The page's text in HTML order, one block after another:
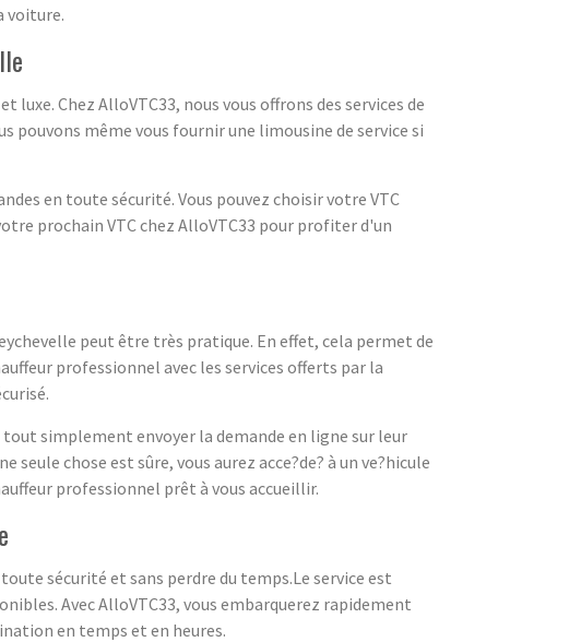
voiture.
Chez AlloVTC33, nous vous offrons des services de
même vous fournir une limousine de service si
en toute sécurité. Vous pouvez choisir votre VTC
prochain VTC chez AlloVTC33 pour profiter d'un
peut être très pratique. En effet, cela permet de
professionnel avec les services offerts par la
simplement envoyer la demande en ligne sur leur
seule chose est sûre, vous aurez acce?de? à un ve?hicule
professionnel prêt à vous accueillir.
sécurité et sans perdre du temps.Le service est
Avec AlloVTC33, vous embarquerez rapidement
en temps et en heures.